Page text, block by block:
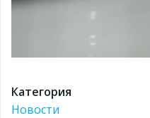
Категория
Новости